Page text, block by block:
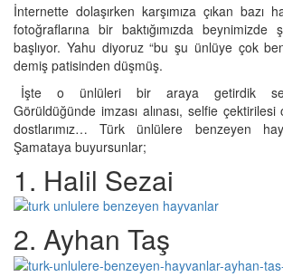
İnternette dolaşırken karşımıza çıkan bazı
fotoğraflarına bir baktığımızda beynimizde
başlıyor. Yahu diyoruz “bu şu ünlüye çok
demiş patisinden düşmüş.
İşte o ünlüleri bir araya getirdik
Görüldüğünde imzası alınası, selfie
dostlarımız… Türk ünlülere benzeyen
Şamataya buyursunlar;
1. Halil Sezai
2. Ayhan Taş